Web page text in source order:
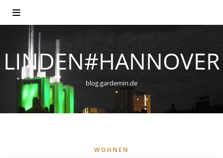
LINDEN#HANNOVER
blog.gardemin.de
WOHNEN